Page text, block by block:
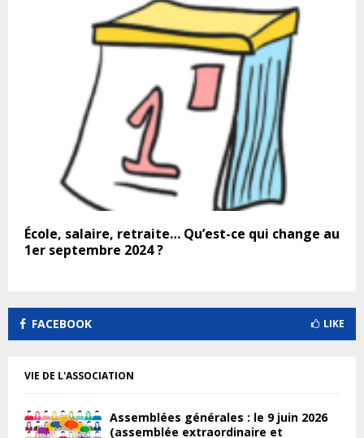
École, salaire, retraite… Qu’est-ce qui change au
1er septembre 2024 ?
FACEBOOK LIKE
VIE DE L'ASSOCIATION
Assemblées générales : le 9 juin 2026
(assemblée extraordinaire et